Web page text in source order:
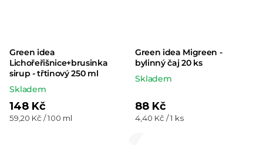
Green idea
Lichořeřišnice+brusinka
sirup - třtinový 250 ml
Skladem
148 Kč
Měrná
59,20 Kč / 100 ml
Green idea Migreen -
bylinný čaj 20 ks
Skladem
88 Kč
Měrná
4,40 Kč / 1 ks